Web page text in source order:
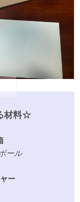
材料☆
ール
ー